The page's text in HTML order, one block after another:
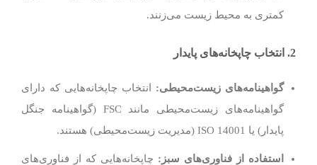
کمتری به محیط زیست می‌زنند.
2. انتخاب چاپخانه‌های پایدار
گواهینامه‌های زیست‌محیطی: انتخاب چاپخانه‌هایی که دارای
گواهینامه‌های زیست‌محیطی مانند FSC (گواهینامه جنگل
پایدار) یا ISO 14001 (مدیریت زیست‌محیطی) هستند.
استفاده از فناوری‌های سبز : چاپخانه‌هایی که از فناوری‌های